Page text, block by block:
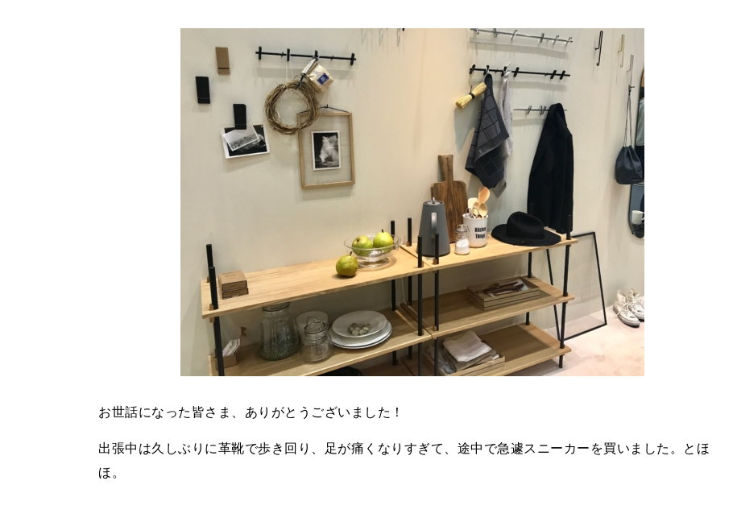
お世話になった皆さま、ありがとうございました！
出張中は久しぶりに革靴で歩き回り、足が痛くなりすぎて、途中で急遽スニーカーを買いました。とほ
ほ。